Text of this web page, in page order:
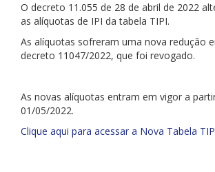
O decreto 11.055 de 28 de abril de 2022
as alíquotas de IPI da tabela TIPI.
As alíquotas sofreram uma nova redução
decreto 11047/2022, que foi revogado.
As novas alíquotas entram em vigor a
01/05/2022.
Clique aqui para acessar a Nova Tabela